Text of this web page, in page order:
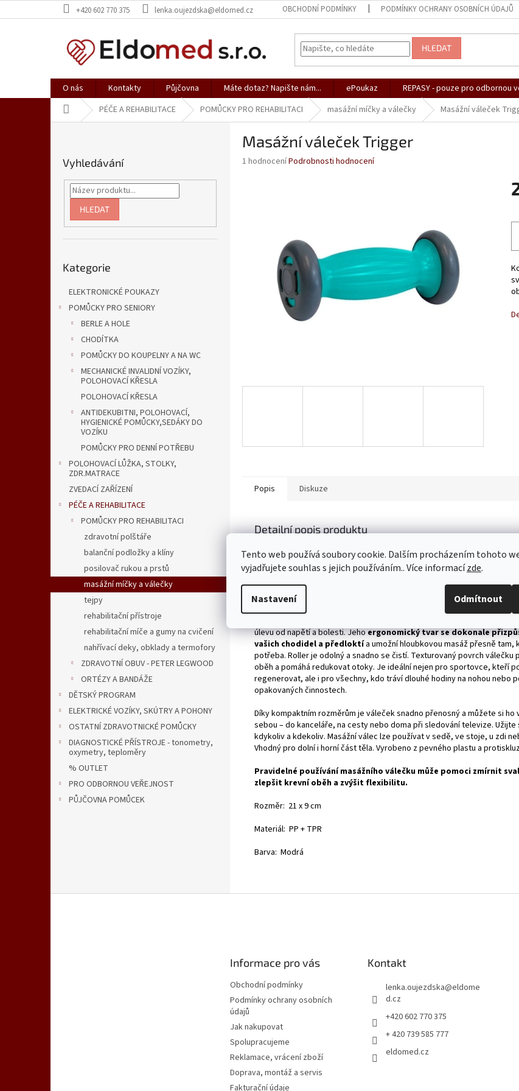
Tento web používá soubory cookie. Dalším procházením tohoto
vyjadřujete souhlas s jejich používáním.. Více informacízde.
Nastavení Odmítnout
na
+420 602 770 375 lenka.oujezdska@eldomed.cz OBCHODNÍ PODMÍNKY PODMÍNKY OCHRANY OSOBNÍCH ÚDAJŮ
HLEDAT
O nás Kontakty Půjčovna Máte dotaz? Napište nám... ePoukaz REPASY - pouze pro odbornou
Domů PÉČE A REHABILITACE POMŮCKY PRO REHABILITACI masážní míčky a válečky Masážní váleček
Vyhledávání
HLEDAT
kategorie
Kategorie
ELEKTRONICKÉ POUKAZY
POMŮCKY PRO SENIORY
BERLE A HOLE
CHODÍTKA
POMŮCKY DO KOUPELNY A NA WC
MECHANICKÉ INVALIDNÍ VOZÍKY,
POLOHOVACÍ KŘESLA
POLOHOVACÍ KŘESLA
ANTIDEKUBITNI, POLOHOVACÍ,
HYGIENICKÉ POMŮCKY,SEDÁKY DO
VOZÍKU
POMŮCKY PRO DENNÍ POTŘEBU
POLOHOVACÍ LŮŽKA, STOLKY,
ZDR.MATRACE
ZVEDACÍ ZAŘÍZENÍ
PÉČE A REHABILITACE
POMŮCKY PRO REHABILITACI
zdravotní polštáře
balanční podložky a klíny
posilovač rukou a prstů
masážní míčky a válečky
tejpy
rehabilitační přístroje
rehabilitační míče a gumy na cvičení
nahřívací deky, obklady a termofory
ZDRAVOTNÍ OBUV - PETER LEGWOOD
ORTÉZY A BANDÁŽE
DĚTSKÝ PROGRAM
ELEKTRICKÉ VOZÍKY, SKÚTRY A POHONY
OSTATNÍ ZDRAVOTNICKÉ POMŮCKY
DIAGNOSTICKÉ PŘÍSTROJE - tonometry,
oxymetry, teploměry
% OUTLET
PRO ODBORNOU VEŘEJNOST
PŮJČOVNA POMŮCEK
Masážní váleček Trigger
Průměrné
1 hodnoceníPodrobnosti hodnocení
Popis Diskuze
Detailní popis produktu
Masážní váleček, známý také jako masážní rollerje efektivním
spoušťových bodů (trigger points) v těle . Spoušťové body jsou
které mohou způsobovat bolest v různých částech těla. Masážní váleček
principu myofasciálního uvolnění, což je technika, která se zaměřuje na
pojivové tkáně obklopující svaly.
úlevu od napětí a bolesti. Jehoergonomický tvar se dokonale
vašich chodidel a předloktía umožní hloubkovou masáž přesně tam,
potřeba. Roller je odolný a snadno se čistí. Texturovaný povrch válečku
oběh a pomáhá redukovat otoky. Je ideální nejen pro sportovce, kteří
regenerovat, ale i pro všechny, kdo tráví dlouhé hodiny na nohou nebo
opakovaných činnostech.
Díky kompaktním rozměrům je váleček snadno přenosný a můžete si ho
sebou – do kanceláře, na cesty nebo doma při sledování televize. Užijte
kdykoliv a kdekoliv. Masážní válec lze používat v sedě, ve stoje, u zdi
Vhodný pro dolní i horní část těla. Vyrobeno z pevného plastu a
Pravidelné používání masážního válečku může pomoci zmírnit
zlepšit krevní oběh a zvýšit flexibilitu.
Rozměr: 21 x 9 cm
Materiál: PP + TPR
Barva: Modrá
Informace pro vás
Obchodní podmínky
Podmínky ochrany osobních
údajů
Jak nakupovat
Spolupracujeme
Reklamace, vrácení zboží
Doprava, montáž a servis
Fakturační údaje
Kontakt
lenka.oujezdska@eldome
d.cz
+420 602 770 375
+ 420 739 585 777
eldomed.cz